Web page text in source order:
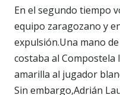
En el segundo tiempo
equipo zaragozano y
expulsión.Una mano
costaba al Compostela
amarilla al jugador
Sin embargo,Adrián